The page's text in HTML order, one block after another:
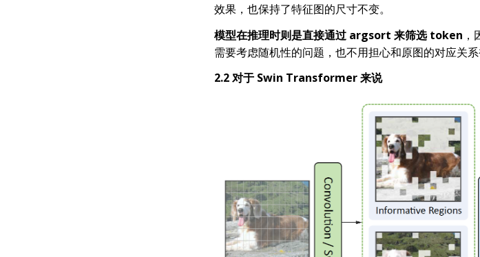
效果，也保持了特征图的尺寸不变。
模型在推理时则是直接通过 argsort 来筛选 token
需要考虑随机性的问题，也不用担心和原图的对应关系
2.2 对于 Swin Transformer 来说